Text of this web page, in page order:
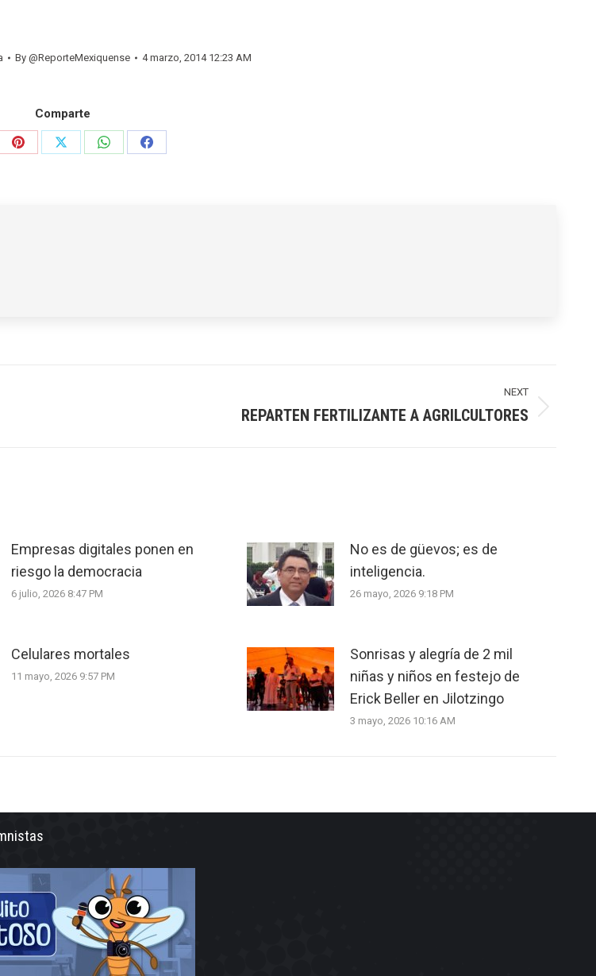
By @ReporteMexiquense 4 marzo, 2014 12:23 AM
Comparte
Share
Share
Share
Share
NEXT
REPARTEN FERTILIZANTE A AGRILCULTORES
Empresas digitales ponen en
riesgo la democracia
6 julio, 2026 8:47 PM
No es de güevos; es de
inteligencia.
26 mayo, 2026 9:18 PM
Celulares mortales
11 mayo, 2026 9:57 PM
Sonrisas y alegría de 2 mil
niñas y niños en festejo de
Erick Beller en Jilotzingo
3 mayo, 2026 10:16 AM